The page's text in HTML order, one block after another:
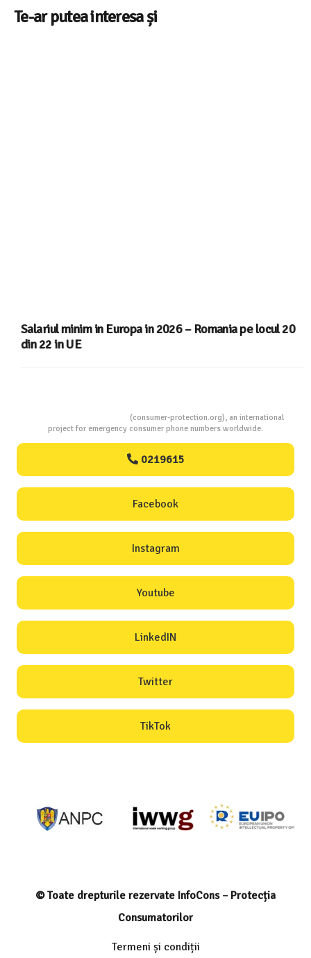
Te-ar putea interesa și
Salariul minim in Europa in 2026 – Romania pe locul 20
din 22 in UE
(consumer-protection.org), an international
project for emergency consumer phone numbers worldwide.
0219615
Facebook
Instagram
Youtube
LinkedIN
Twitter
TikTok
© Toate drepturile rezervate InfoCons – Protecția
Consumatorilor
Termeni și condiții